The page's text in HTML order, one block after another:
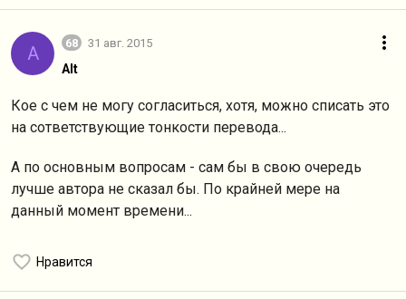
A 68 31 авг. 2015
Alt
Кое с чем не могу согласиться, хотя, можно списать это
на сответствующие тонкости перевода...
А по основным вопросам - сам бы в свою очередь
лучше автора не сказал бы. По крайней мере на
данный момент времени...
Нравится